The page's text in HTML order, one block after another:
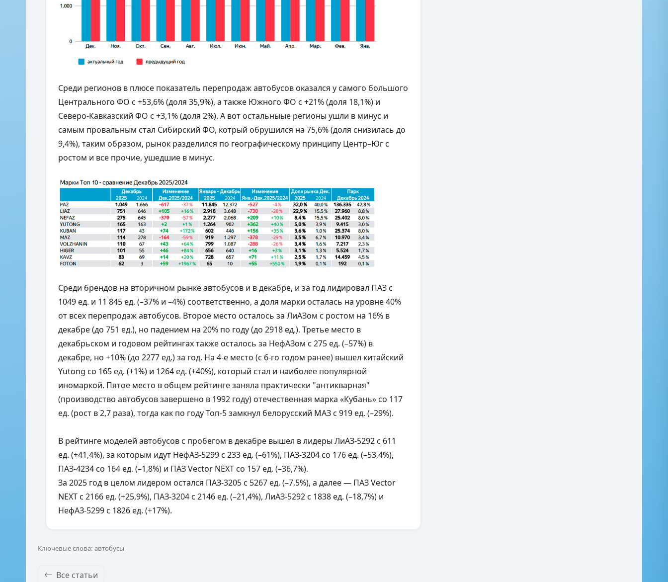
Среди регионов в плюсе показатель перепродаж автобусов оказался у самого большого
Центрального ФО с +53,6% (доля 35,9%), а также Южного ФО с +21% (доля 18,1%) и
Северо-Кавказский ФО с +3,1% (доля 2%). А вот остальныые регионы ушли в минус и
самым провальным стал Сибирский ФО, котрый обрушился на 75,6% (доля снизилась до
9,4%), таким образом, рынок разделился по географическому принципу Центр–Юг с
ростом и все прочие, ушедшие в минус.
Среди брендов на вторичном рынке автобусов и в декабре, и за год лидировал ПАЗ с
1049 ед. и 11 845 ед. (–37% и –4%) соответственно, а доля марки осталась на уровне 40%
от всех перепродаж автобусов. Второе место осталось за ЛиАЗом с ростом на 16% в
декабре (до 751 ед.), но падением на 20% по году (до 2918 ед.). Третье место в
декабрьском и годовом рейтингах также осталось за НефАЗом с 275 ед. (–57%) в
декабре, но +10% (до 2277 ед.) за год. На 4-е место (с 6-го годом ранее) вышел китайский
Yutong со 165 ед. (+1%) и 1264 ед. (+40%), который стал и наиболее популярной
иномаркой. Пятое место в общем рейтинге заняла практически "антикварная"
(производство автобусов завершено в 1992 году) отечественная марка «Кубань» со 117
ед. (рост в 2,7 раза), тогда как по году Топ-5 замкнул белорусский МАЗ с 919 ед. (–29%).
В рейтинге моделей автобусов с пробегом в декабре вышел в лидеры ЛиАЗ-5292 с 611
ед. (+41,4%), за которым идут НефАЗ-5299 с 233 ед. (–61%), ПАЗ-3204 со 176 ед. (–53,4%),
ПАЗ-4234 со 164 ед. (–1,8%) и ПАЗ Vector NEXT со 157 ед. (–36,7%).
За 2025 год в целом лидером остался ПАЗ-3205 с 5267 ед. (–7,5%), а далее — ПАЗ Vector
NEXT с 2166 ед. (+25,9%), ПАЗ-3204 с 2146 ед. (–21,4%), ЛиАЗ-5292 с 1838 ед. (–18,7%) и
НефАЗ-5299 с 1826 ед. (+17%).
Ключевые слова: автобусы
Все статьи